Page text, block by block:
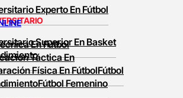
Experto En Fútbol
Superior En Basket
En Fútbol
Táctica En
Física En FútbolFútbol
Fútbol Femenino